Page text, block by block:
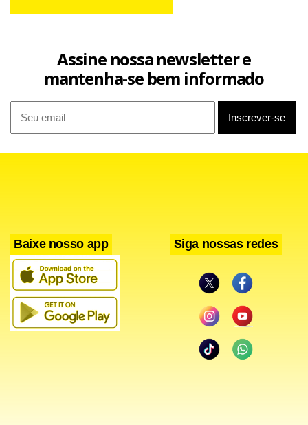
Facebook
WhatsApp
LinkedIn
Twitter
X Telegram
Share
Assine nossa newsletter e
mantenha-se bem informado
Baixe nosso app Siga nossas redes